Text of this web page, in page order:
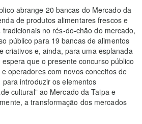
abrange 20 bancas do Mercado da
de produtos alimentares frescos e
no rés-do-chão do mercado,
público para 19 bancas de alimentos
criativos e, ainda, para uma esplanada
que o presente concurso público
operadores com novos conceitos de
introduzir os elementos
cultural” ao Mercado da Taipa e
a transformação dos mercados